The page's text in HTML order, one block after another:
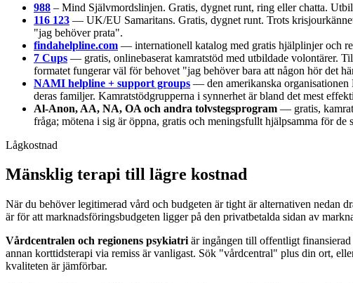
988 – Mind Självmordslinjen. Gratis, dygnet runt, ring eller chatta.
116 123 — UK/EU Samaritans. Gratis, dygnet runt. Trots
"jag behöver prata".
findahelpline.com — internationell katalog med gratis hjälplinjer och
7 Cups — gratis, onlinebaserat kamratstöd med utbildade volontärer.
formatet fungerar väl för behovet "jag behöver bara att någon hör det
NAMI helpline + support groups — den amerikanska organisationen
deras familjer. Kamratstödgrupperna i synnerhet är bland det mest
Al-Anon, AA, NA, OA och andra tolvstegsprogram — gratis,
fråga; mötena i sig är öppna, gratis och meningsfullt hjälpsamma för
Lågkostnad
Mänsklig terapi till lägre kostnad
När du behöver legitimerad vård och budgeten är tight är alternativen nedan
är för att marknadsföringsbudgeten ligger på den privatbetalda sidan av
Vårdcentralen och regionens psykiatri är ingången till offentligt
annan korttidsterapi via remiss är vanligast. Sök "vårdcentral" plus din ort,
kvaliteten är jämförbar.